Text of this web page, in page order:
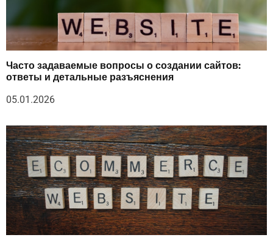
Часто задаваемые вопросы о создании сайтов:
ответы и детальные разъяснения
05.01.2026